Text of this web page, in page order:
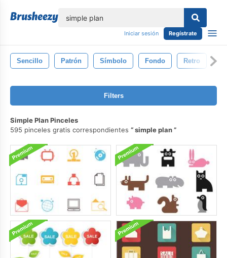
Iniciar sesión Regístrate
Sencillo Patrón Símbolo Fondo Retro
Filters
Simple Plan Pinceles
595 pinceles gratis correspondientes
simple plan